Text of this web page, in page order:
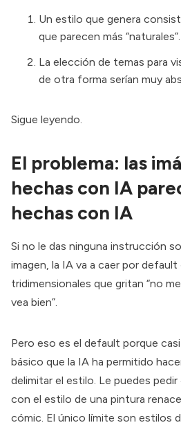
Un estilo que genera
que parecen más “naturales”.
La elección de temas para
de otra forma serían muy
Sigue leyendo.
El problema: las
hechas con IA
hechas con IA
Si no le das ninguna instrucción
imagen, la IA va a caer por
tridimensionales que gritan “no
vea bien”.
Pero eso es el default porque
básico que la IA ha permitido
delimitar el estilo. Le puedes
con el estilo de una pintura
cómic. El único límite son estilos